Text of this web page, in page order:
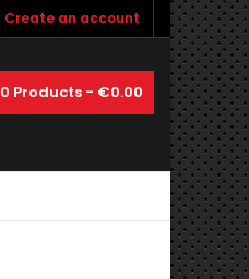
Create an account
0 Products - €0.00